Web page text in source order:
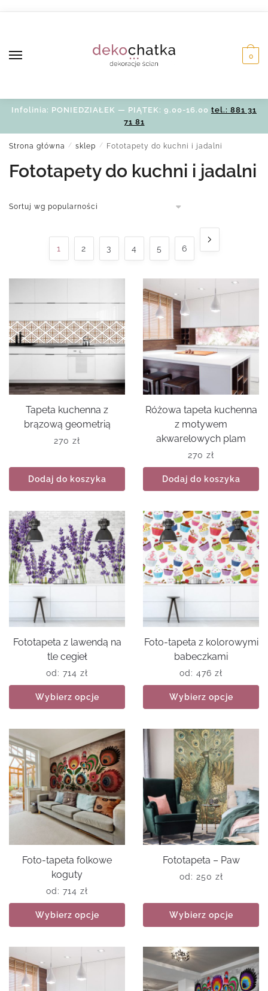
0
Infolinia: PONIEDZIAŁEK — PIĄTEK: 9.00-16.00 tel.: 881 31
71 81
Strona główna / sklep / Fototapety do kuchni i jadalni
Fototapety do kuchni i jadalni
1 2 3 4 5 6
Tapeta kuchenna z
brązową geometrią
270 zł
Dodaj do koszyka
Różowa tapeta kuchenna
z motywem
akwarelowych plam
270 zł
Dodaj do koszyka
Fototapeta z lawendą na
tle cegieł
od: 714 zł
Wybierz opcje
Foto-tapeta z kolorowymi
babeczkami
od: 476 zł
Wybierz opcje
Foto-tapeta folkowe
koguty
od: 714 zł
Wybierz opcje
Fototapeta – Paw
od: 250 zł
Wybierz opcje